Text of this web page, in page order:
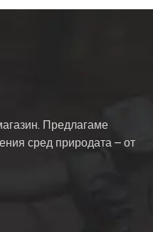
Предлагаме
сред природата – от